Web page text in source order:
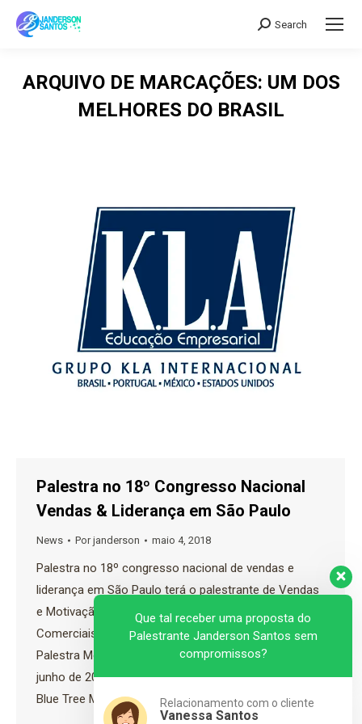
Search:
Search
ARQUIVO DE MARCAÇÕES: UM DOS
MELHORES DO BRASIL
Palestra no 18º Congresso Nacional
Vendas & Liderança em São Paulo
News Porjanderson maio 4, 2018
Palestra no 18º congresso nacional de vendas e
liderança em São Paulo terá o palestrante de Vendas
e Motivação Especialista em Motivar Equipes
Comerciais Janderson Santos Palestra de Vendas |
Palestra Motivacional | Palestra Sipat No dia 28 de
junho de 2018 acontecerá em São Paulo no Hotel
Blue Tree Morumbi a 18º edição…
Que tal receber uma proposta do
Palestrante Janderson Santos sem
compromissos?
Relacionamento com o cliente
Vanessa Santos